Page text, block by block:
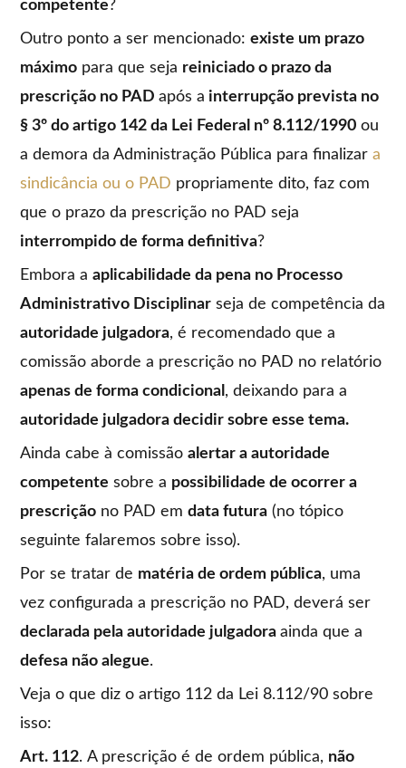
competente?
Outro ponto a ser mencionado:existe um prazo
máximo para que seja reiniciado o prazo da
prescrição no PADapós a interrupção prevista no
§ 3º do artigo 142 da Lei Federal nº 8.112/1990 ou
a demora da Administração Pública para finalizara
sindicância ou o PAD propriamente dito, faz com
que o prazo da prescrição no PAD seja
interrompido de forma definitiva?
Embora aaplicabilidade da pena no Processo
Administrativo Disciplinar seja de competência da
autoridade julgadora, é recomendado que a
comissão aborde a prescrição no PAD no relatório
apenas de forma condicional , deixando para a
autoridade julgadora decidir sobre esse tema.
Ainda cabe à comissãoalertar a autoridade
competente sobre a possibilidade de ocorrer a
prescrição no PAD emdata futura (no tópico
seguinte falaremos sobre isso).
Por se tratar de matéria de ordem pública, uma
vez configurada a prescrição no PAD, deverá ser
declarada pela autoridade julgadoraainda que a
defesa não alegue.
Veja o que diz o artigo 112 da Lei 8.112/90 sobre
isso:
Art. 112. A prescrição é de ordem pública, não